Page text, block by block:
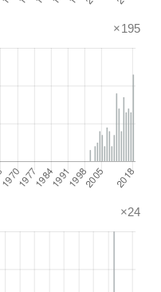
×195
×24